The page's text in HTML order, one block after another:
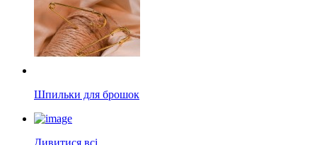
Шпильки для брошок
Дивитися всі